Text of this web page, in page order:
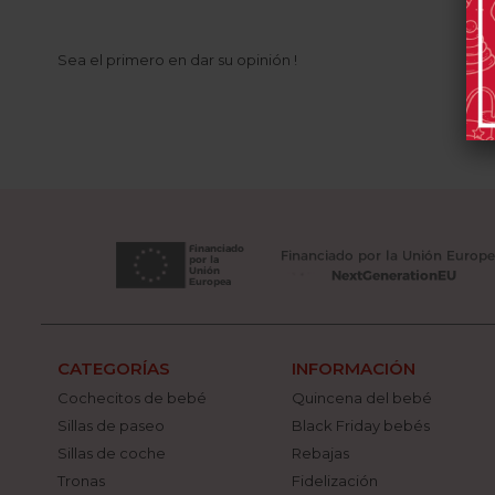
Sea el primero en dar su opinión !
CATEGORÍAS
Cochecitos de bebé
Sillas de paseo
Sillas de coche
Tronas
INFORMACIÓN
Quincena del bebé
Black Friday bebés
Rebajas
Fidelización